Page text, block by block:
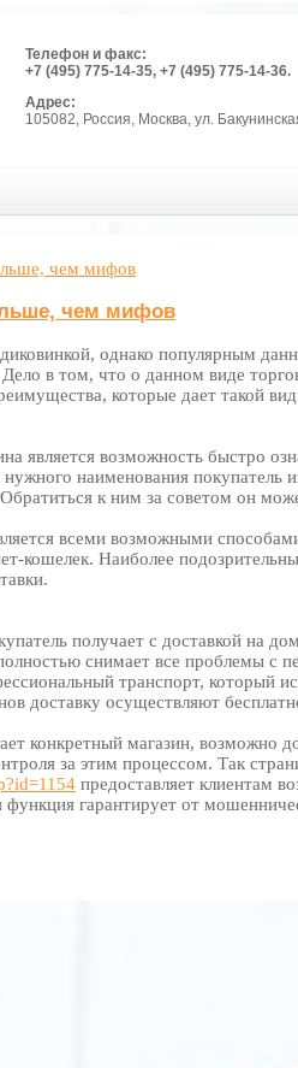
Телефон и факс:
+7 (495) 775-14-35, +7 (495) 775-14-36.
Адрес:
105082, Россия, Москва, ул.
чем мифов
чем мифов
однако популярным
в том, что о данном виде
которые дает такой
является возможность быстро
наименования покупатель
к ним за советом он
всеми возможными
кошелек. Наиболее
получает с доставкой на
снимает все проблемы с
транспорт, который
доставку осуществляют
конкретный магазин, возможно
за этим процессом. Так
предоставляет клиентам
гарантирует от